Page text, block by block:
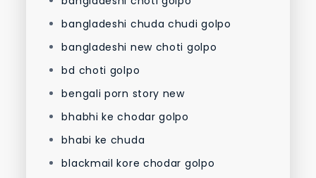
bangladeshi chuda chudi golpo
bangladeshi new choti golpo
bd choti golpo
bengali porn story new
bhabhi ke chodar golpo
bhabi ke chuda
blackmail kore chodar golpo